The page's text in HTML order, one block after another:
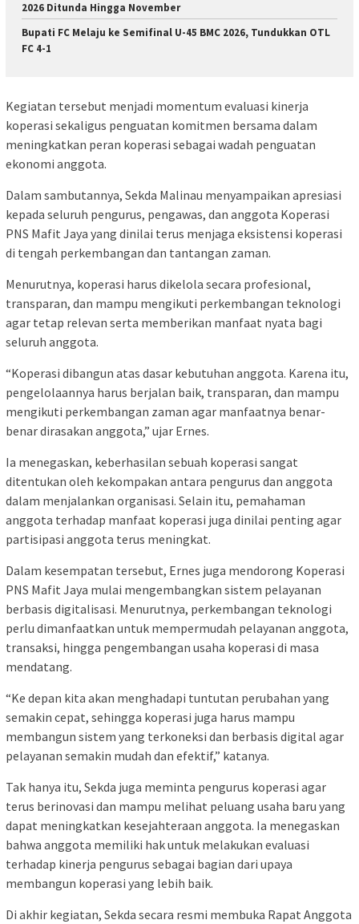
2026 Ditunda Hingga November
Bupati FC Melaju ke Semifinal U-45 BMC 2026, Tundukkan OTL
FC 4-1
Kegiatan tersebut menjadi momentum evaluasi kinerja
koperasi sekaligus penguatan komitmen bersama dalam
meningkatkan peran koperasi sebagai wadah penguatan
ekonomi anggota.
Dalam sambutannya, Sekda Malinau menyampaikan apresiasi
kepada seluruh pengurus, pengawas, dan anggota Koperasi
PNS Mafit Jaya yang dinilai terus menjaga eksistensi koperasi
di tengah perkembangan dan tantangan zaman.
Menurutnya, koperasi harus dikelola secara profesional,
transparan, dan mampu mengikuti perkembangan teknologi
agar tetap relevan serta memberikan manfaat nyata bagi
seluruh anggota.
“Koperasi dibangun atas dasar kebutuhan anggota. Karena itu,
pengelolaannya harus berjalan baik, transparan, dan mampu
mengikuti perkembangan zaman agar manfaatnya benar-
benar dirasakan anggota,” ujar Ernes.
Ia menegaskan, keberhasilan sebuah koperasi sangat
ditentukan oleh kekompakan antara pengurus dan anggota
dalam menjalankan organisasi. Selain itu, pemahaman
anggota terhadap manfaat koperasi juga dinilai penting agar
partisipasi anggota terus meningkat.
Dalam kesempatan tersebut, Ernes juga mendorong Koperasi
PNS Mafit Jaya mulai mengembangkan sistem pelayanan
berbasis digitalisasi. Menurutnya, perkembangan teknologi
perlu dimanfaatkan untuk mempermudah pelayanan anggota,
transaksi, hingga pengembangan usaha koperasi di masa
mendatang.
“Ke depan kita akan menghadapi tuntutan perubahan yang
semakin cepat, sehingga koperasi juga harus mampu
membangun sistem yang terkoneksi dan berbasis digital agar
pelayanan semakin mudah dan efektif,” katanya.
Tak hanya itu, Sekda juga meminta pengurus koperasi agar
terus berinovasi dan mampu melihat peluang usaha baru yang
dapat meningkatkan kesejahteraan anggota. Ia menegaskan
bahwa anggota memiliki hak untuk melakukan evaluasi
terhadap kinerja pengurus sebagai bagian dari upaya
membangun koperasi yang lebih baik.
Di akhir kegiatan, Sekda secara resmi membuka Rapat Anggota